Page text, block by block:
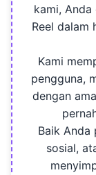
kami,
Reel dalam
Kami
pengguna,
dengan
Baik Anda
sosial,